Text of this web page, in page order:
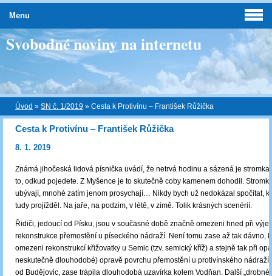
Svobodné noviny na internetu
Úvod » SN č. 1/2019 » Cesta k Protivínu ‒ František Růžička
Cesta k Protivínu ‒ František Růžička
8. 1. 2019
Známá jihočeská lidová písnička uvádí, že netrvá hodinu a sázená je
to, odkud pojedete. Z Myšence je to skutečně coby kamenem dohodil.
ubývají, mnohé zatím jenom prosychají… Nikdy bych už nedokázal spočítat,
tudy projížděl. Na jaře, na podzim, v létě, v zimě. Tolik krásných scenérií.
Řidiči, jedoucí od Písku, jsou v současné době značně omezeni hned při
rekonstrukce přemostění u píseckého nádraží. Není tomu zase až tak dávno,
omezeni rekonstrukcí křižovatky u Semic (tzv. semický kříž) a stejně tak při
neskutečně dlouhodobé) opravě povrchu přemostění u protivínského
od Budějovic, zase trápila dlouhodobá uzavírka kolem Vodňan. Další
Menu